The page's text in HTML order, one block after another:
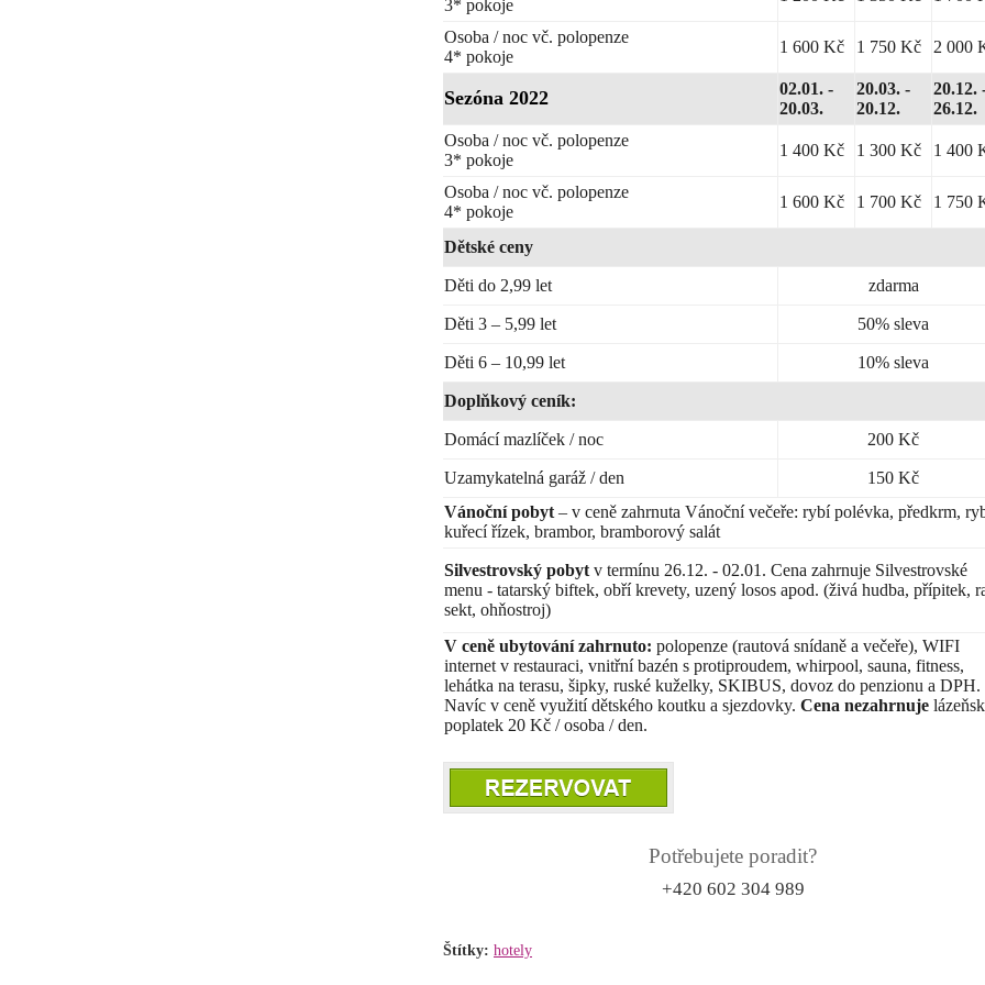
3* pokoje
Osoba / noc vč. polopenze
4* pokoje
1 600 Kč 1 750 Kč 2 000
Sezóna 2022
02.01. -
20.03.
20.03. -
20.12.
20.12.
26.12.
Osoba / noc vč. polopenze
3* pokoje
1 400 Kč 1 300 Kč 1 400
Osoba / noc vč. polopenze
4* pokoje
1 600 Kč 1 700 Kč 1 750
Dětské ceny
Děti do 2,99 let zdarma
Děti 3 – 5,99 let 50% sleva
Děti 6 – 10,99 let 10% sleva
Doplňkový ceník:
Domácí mazlíček / noc 200 Kč
Uzamykatelná garáž / den
150 Kč
Vánoční pobyt – v ceně zahrnuta Vánoční večeře: rybí polévka, předkrm,
kuřecí řízek, brambor, bramborový salát
Silvestrovský pobyt v termínu 26.12. - 02.01. Cena zahrnuje Silvestrovské
menu - tatarský biftek, obří krevety, uzený losos apod. (živá hudba, přípitek,
sekt, ohňostroj)
V ceně ubytování zahrnuto: polopenze (rautová snídaně a večeře), WIFI
internet v restauraci, vnitřní bazén s protiproudem, whirpool, sauna, fitness,
lehátka na terasu, šipky, ruské kuželky, SKIBUS, dovoz do penzionu a DPH.
Navíc v ceně využití dětského koutku a sjezdovky. Cena nezahrnuje
poplatek 20 Kč / osoba / den.
Potřebujete poradit?
+420 602 304 989
Štítky: hotely